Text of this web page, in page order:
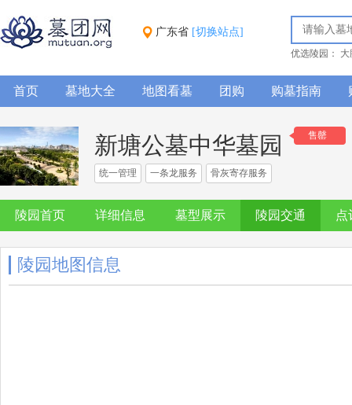
广东省 [切换站点]
优选陵园： 大
首页 墓地大全 地图看墓 团购 购墓指南
新塘公墓中华墓园 售罄
统一管理 一条龙服务 骨灰寄存服务
陵园首页 详细信息 墓型展示 陵园交通 点
陵园地图信息